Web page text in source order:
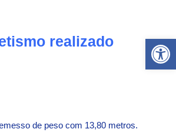
realizado
de peso com 13,80 metros.